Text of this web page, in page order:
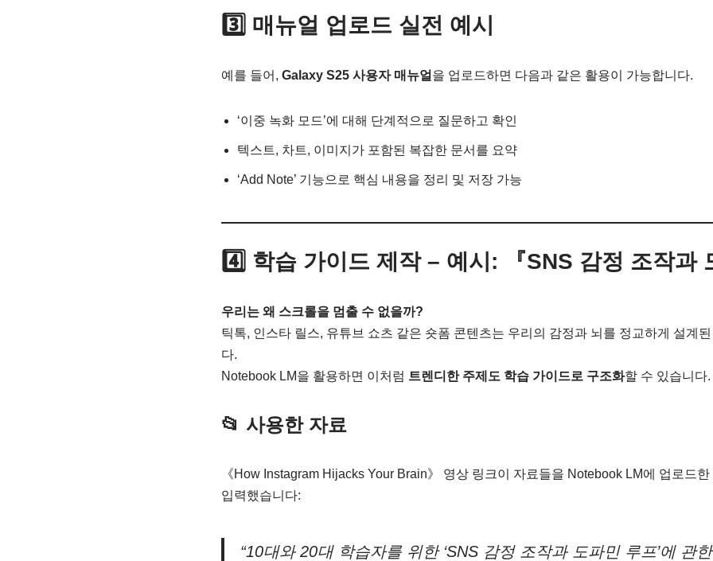
3️⃣ 매뉴얼 업로드 실전 예시
예를 들어, Galaxy S25 사용자 매뉴얼 을 업로드하면 다음과 같은 활용이 가능합니다.
‘이중 녹화 모드’에 대해 단계적으로 질문하고 확인
텍스트, 차트, 이미지가 포함된 복잡한 문서를 요약
‘Add Note’ 기능으로 핵심 내용을 정리 및 저장 가능
4️⃣ 학습 가이드 제작 – 예시: 『SNS 감정 조작과
우리는 왜 스크롤을 멈출 수 없을까?
틱톡, 인스타 릴스, 유튜브 쇼츠 같은 숏폼 콘텐츠는 우리의 감정과 뇌를 정교하게 설계된
다.
Notebook LM을 활용하면 이처럼 트렌디한 주제도 학습 가이드로 구조화할 수 있습니다.
📂 사용한 자료
《How Instagram Hijacks Your Brain》 영상 링크이 자료들을 Notebook LM에 업로드
입력했습니다:
“10대와 20대 학습자를 위한 ‘SNS 감정 조작과 도파민 루프’에 관